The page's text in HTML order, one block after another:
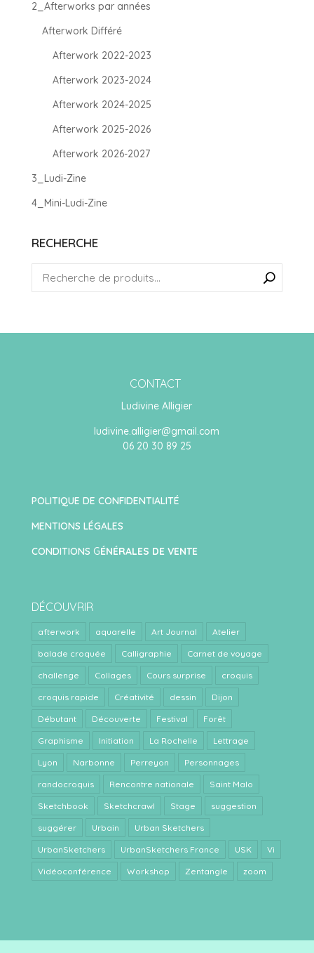
2_Afterworks par années
Afterwork Différé
Afterwork 2022-2023
Afterwork 2023-2024
Afterwork 2024-2025
Afterwork 2025-2026
Afterwork 2026-2027
3_Ludi-Zine
4_Mini-Ludi-Zine
RECHERCHE
CONTACT
Ludivine Alligier
ludivine.alligier@gmail.com
06 20 30 89 25
POLITIQUE DE CONFIDENTIALITÉ
MENTIONS LÉGALES
CONDITIONS GÉNÉRALES DE VENTE
DÉCOUVRIR
afterwork aquarelle Art Journal Atelier
balade croquée Calligraphie Carnet de voyage
challenge Collages Cours surprise croquis
croquis rapide Créativité dessin Dijon
Débutant Découverte Festival Forêt
Graphisme Initiation La Rochelle Lettrage
Lyon Narbonne Perreyon Personnages
randocroquis Rencontre nationale Saint Malo
Sketchbook Sketchcrawl Stage suggestion
suggérer Urbain Urban Sketchers
UrbanSketchers UrbanSketchers France USK Vi
Vidéoconférence Workshop Zentangle zoom